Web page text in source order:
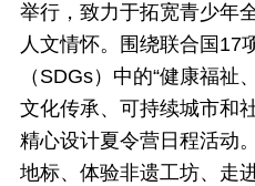
举行，致力于拓宽青少年
人文情怀。围绕联合国17
（SDGs）中的“健康福
文化传承、可持续城市和
精心设计夏令营日程活动
地标、体验非遗工坊、走